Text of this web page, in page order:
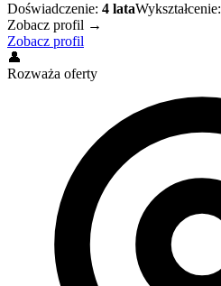
Doświadczenie: 4 lataWykształcenie:
Zobacz profil →
Zobacz profil
👤
Rozważa oferty